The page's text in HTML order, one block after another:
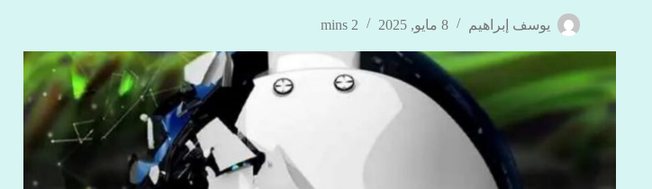
يوسف إبراهيم 8 مايو, 2025 2 mins